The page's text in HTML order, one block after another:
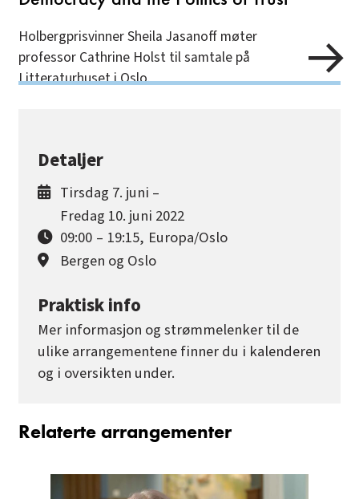
Holbergprisvinner Sheila Jasanoff møter
professor Cathrine Holst til samtale på
Litteraturhuset i Oslo.
Detaljer
Tirsdag 7. juni –
Fredag 10. juni 2022
09:00 – 19:15, Europa/Oslo
Bergen og Oslo
Praktisk info
Mer informasjon og strømmelenker til de
ulike arrangementene finner du i kalenderen
og i oversikten under.
Relaterte arrangementer